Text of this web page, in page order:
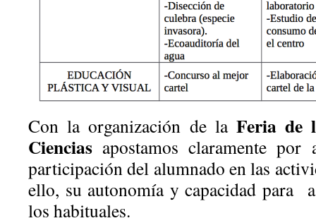
Con la organización de la Feria de
Ciencias apostamos claramente
participación del alumnado en las
ello, su autonomía y capacidad para
los habituales.